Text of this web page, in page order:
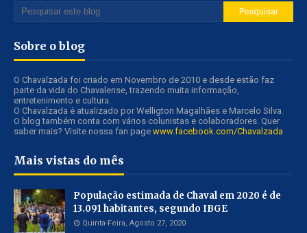
Sobre o blog
O Chavalzada foi criado em Novembro de 2010 e desde estão faz
parte da vida do Chavalense, trazendo muita informação,
entretenimento e cultura.
O Chavalzada é atualizado por Welligton Magalhães e Marcelo Silva.
O blog também conta com vários colunistas e colaboradores. Quer
saber mais? Visite nossa fan page www.facebook.com/Chavalzada
Mais vistas do mês
População estimada de Chaval em 2020 é de
13.091 habitantes, segundo IBGE
Quinta-Feira, Agosto 27, 2020